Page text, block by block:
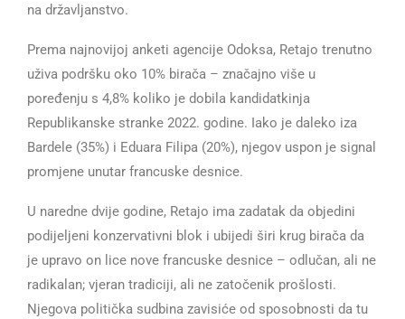
na državljanstvo.
Prema najnovijoj anketi agencije Odoksa, Retajo trenutno
uživa podršku oko 10% birača – značajno više u
poređenju s 4,8% koliko je dobila kandidatkinja
Republikanske stranke 2022. godine. Iako je daleko iza
Bardele (35%) i Eduara Filipa (20%), njegov uspon je signal
promjene unutar francuske desnice.
U naredne dvije godine, Retajo ima zadatak da objedini
podijeljeni konzervativni blok i ubijedi širi krug birača da
je upravo on lice nove francuske desnice – odlučan, ali ne
radikalan; vjeran tradiciji, ali ne zatočenik prošlosti.
Njegova politička sudbina zavisiće od sposobnosti da tu